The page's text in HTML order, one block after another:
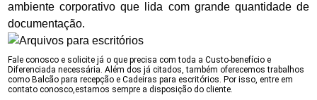
ambiente corporativo que lida com grande quantidade de
documentação.
Fale conosco e solicite já o que precisa com toda a Custo-benefício e
Diferenciada necessária. Além dos já citados, também oferecemos trabalhos
como Balcão para recepção e Cadeiras para escritórios. Por isso, entre em
contato conosco,estamos sempre a disposição do cliente.